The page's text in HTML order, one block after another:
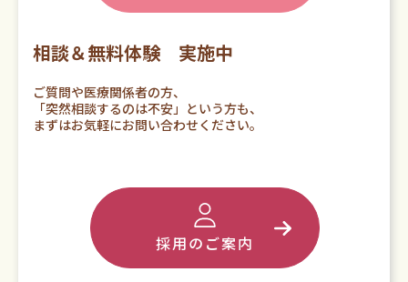
相談＆無料体験 実施中
ご質問や医療関係者の方、
「突然相談するのは不安」という方も、
まずはお気軽にお問い合わせください。
採用のご案内